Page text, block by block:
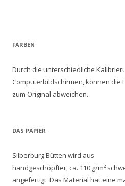
FARBEN
Durch die unterschiedliche
Computerbildschirmen, können die
zum Original abweichen.
DAS PAPIER
Silberburg Bütten wird aus
handgeschöpfter, ca. 110 g/m²
angefertigt. Das Material hat eine